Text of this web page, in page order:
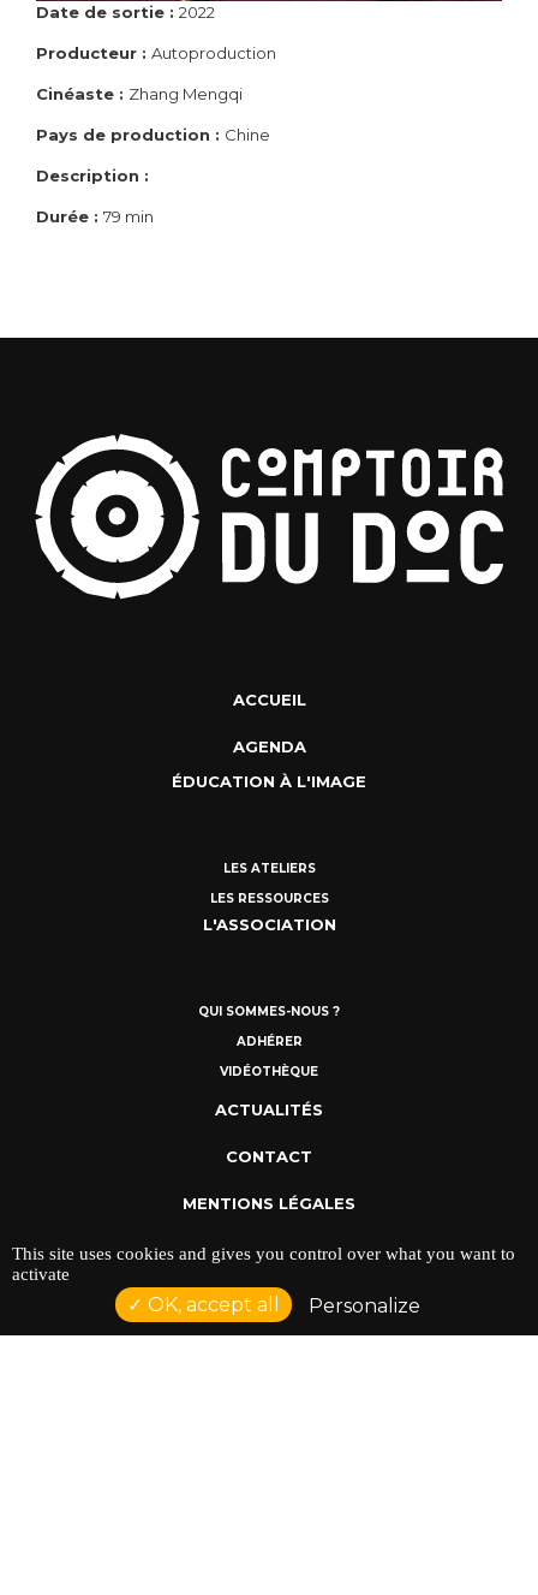
Date de sortie : 2022
Producteur : Autoproduction
Cinéaste : Zhang Mengqi
Pays de production : Chine
Description :
Durée : 79 min
ACCUEIL
AGENDA
ÉDUCATION À L'IMAGE
LES ATELIERS
LES RESSOURCES
L'ASSOCIATION
QUI SOMMES-NOUS ?
ADHÉRER
VIDÉOTHÈQUE
ACTUALITÉS
CONTACT
MENTIONS LÉGALES
POLITIQUE DE CONFIDENTIALITÉ
This site uses cookies and gives you control over what you want to
activate
OK, accept all Personalize